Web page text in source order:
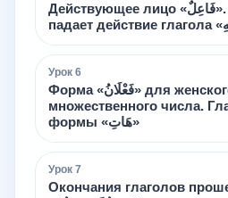
Действующее лицо «فَاعِلٌ». Имя, на которое
Урок 6
Форма «فَعْلَانُ» для женского рода и
множественного числа.
формы «هَاتِ»
Урок 7
Окончания глаголов